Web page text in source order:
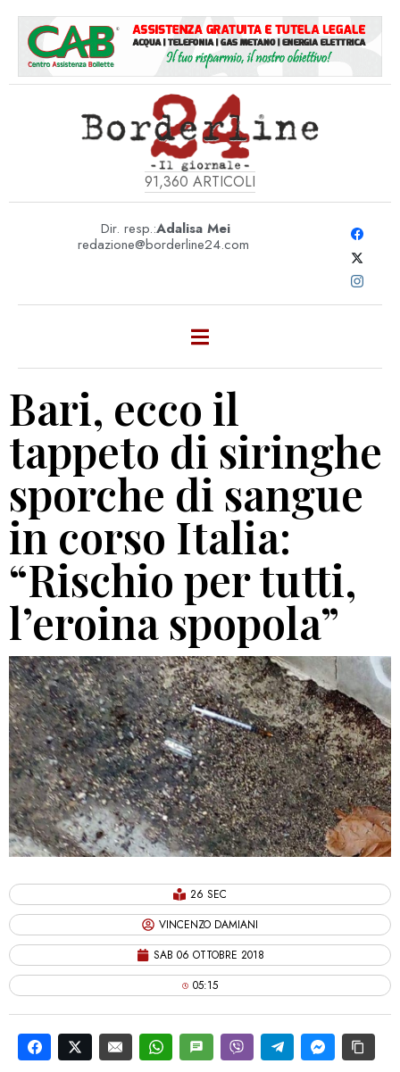
91,360 ARTICOLI
Dir. resp.:Adalisa Mei
redazione@borderline24.com
Bari, ecco il
tappeto di siringhe
sporche di sangue
in corso Italia:
“Rischio per tutti,
l’eroina spopola”
26 SEC
VINCENZO DAMIANI
SAB 06 OTTOBRE 2018
05:15